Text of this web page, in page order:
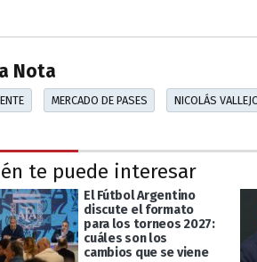
Nota
MERCADO DE PASES NICOLÁS
te puede interesar
El Fútbol Argentino
discute el formato
para los torneos 2027:
cuáles son los
cambios que se viene